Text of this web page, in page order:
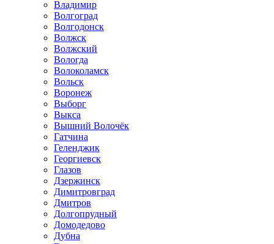
Владимир
Волгоград
Волгодонск
Волжск
Волжский
Вологда
Волоколамск
Вольск
Воронеж
Выборг
Выкса
Вышний Волочёк
Гатчина
Геленджик
Георгиевск
Глазов
Дзержинск
Димитровград
Дмитров
Долгопрудный
Домодедово
Дубна